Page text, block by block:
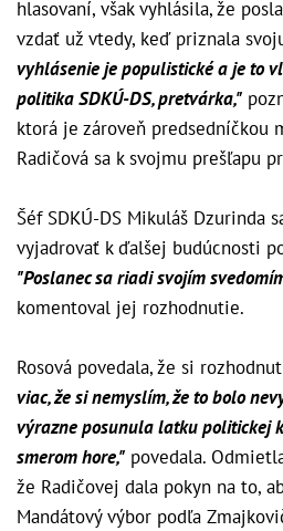
hlasovaní, však vyhlásila, že
vzdať už vtedy, keď priznala
vyhlásenie je populistické a je to
politika SDKÚ-DS, pretvárka,"
ktorá je zároveň predsedníčkou
Radičová sa k svojmu prešľapu
Šéf SDKÚ-DS Mikuláš Dzurinda
vyjadrovať k ďalšej budúcnosti
"Poslanec sa riadi svojím
komentoval jej rozhodnutie.
Rosová povedala, že si
viac, že si nemyslím, že to bolo
výrazne posunula latku politickej
smerom hore," povedala.
že Radičovej dala pokyn na to,
Mandátový výbor podľa